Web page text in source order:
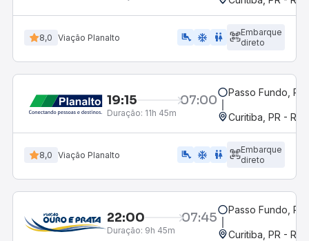
8,0 Viação Planalto airline_seat_legroom_extra ac_unit WC
Embarque
direto
19:15 07:00
Duração: 11h 45m
Passo Fundo, RS
Curitiba, PR -
8,0 Viação Planalto airline_seat_legroom_extra ac_unit wc
Embarque
direto
22:00 07:45
Duração: 9h 45m
Passo Fundo, RS
Curitiba, PR -